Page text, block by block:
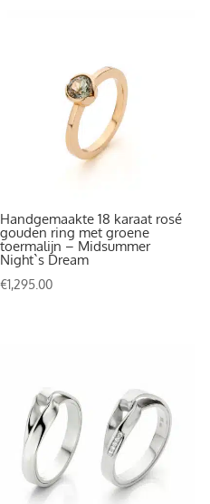
Handgemaakte 18 karaat rosé
gouden ring met groene
toermalijn – Midsummer
Night`s Dream
€1,295.00